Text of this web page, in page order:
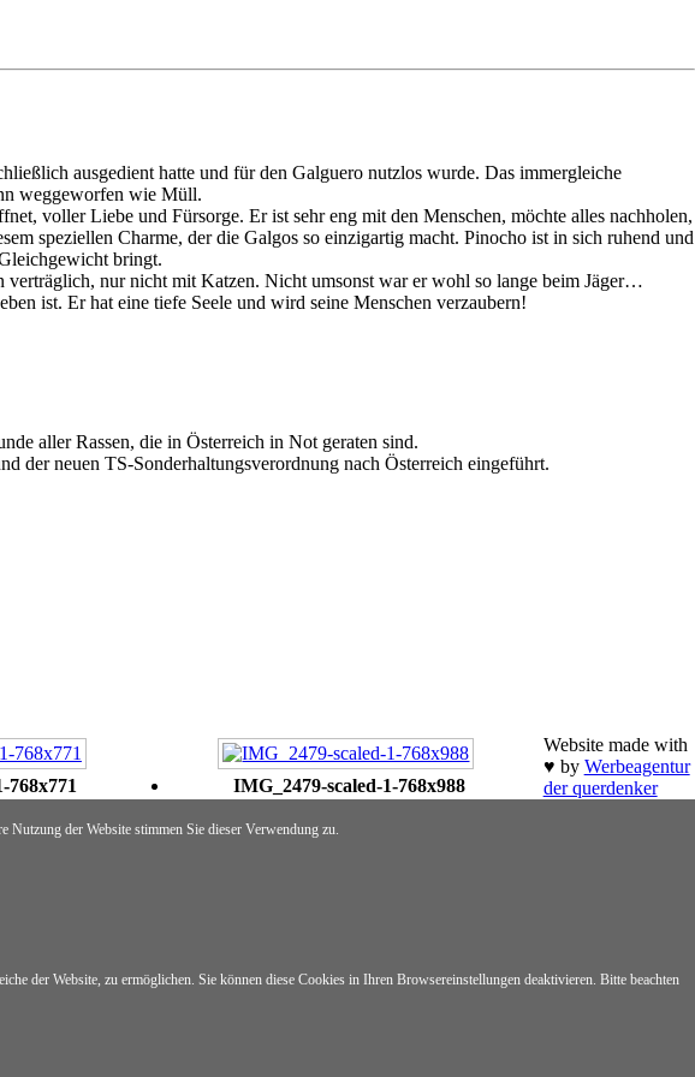
ausgedient hatte und für den Galguero nutzlos wurde. Das immergleiche
weggeworfen wie Müll.
voller Liebe und Fürsorge. Er ist sehr eng mit den Menschen, möchte alles nachholen,
speziellen Charme, der die Galgos so einzigartig macht. Pinocho ist in sich ruhend und
bringt.
nur nicht mit Katzen. Nicht umsonst war er wohl so lange beim Jäger…
ist. Er hat eine tiefe Seele und wird seine Menschen verzaubern!
768x771 IMG_2479-scaled-1-768x988
aller Rassen, die in Österreich in Not geraten sind.
der neuen TS-Sonderhaltungsverordnung nach Österreich eingeführt.
Website made with
♥ by Werbeagentur
der querdenker
der Website stimmen Sie dieser Verwendung zu.
der Website, zu ermöglichen. Sie können diese Cookies in Ihren Browsereinstellungen deaktivieren. Bitte beachten